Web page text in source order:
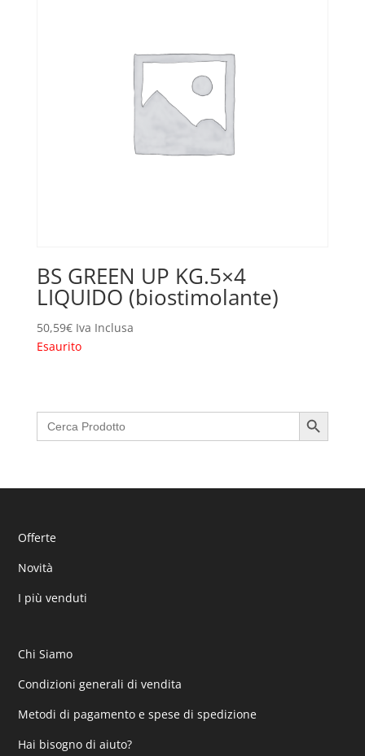
BS GREEN UP KG.5×4
LIQUIDO (biostimolante)
50,59€ Iva Inclusa
Esaurito
Search
for:
Search Button
Offerte
Novità
I più venduti
Chi Siamo
Condizioni generali di vendita
Metodi di pagamento e spese di spedizione
Hai bisogno di aiuto?